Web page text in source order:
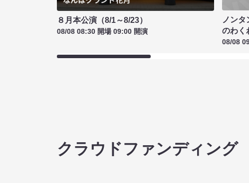
８月本公演（8/1～8/23）
08/08 08:30 開場 09:00 開演
ノンタ
のわく
08/08
クラウドファンディング